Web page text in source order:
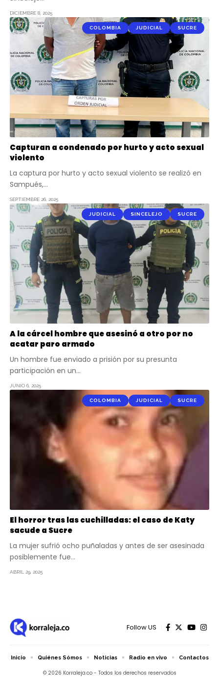
DICIEMBRE 8, 2025
COLOMBIA JUDICIAL SUCRE
Capturan a condenado por hurto y acto sexual
violento
La captura por hurto y acto sexual violento se realizó en
Sampués,…
SEPTIEMBRE 26, 2025
JUDICIAL SINCELEJO SUCRE
A la cárcel hombre que asesinó a otro por no
acatar paro armado
Un hombre fue enviado a prisión por su presunta
participación en un…
JUNIO 6, 2025
COLOMBIA JUDICIAL SUCRE
El horror tras las cuchilladas: el caso de Katy
sacude a Sucre
La mujer sufrió ocho puñaladas y antes de ser asesinada
posiblemente fue…
ABRIL 29, 2025
Follow US
© 2026 Korraleja.co - Todos los derechos reservados
Inicio Quiénes Sómos Noticias Radio en vivo Contactos